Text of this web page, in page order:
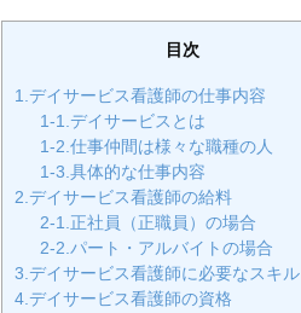
目次
1.デイサービス看護師の仕事内容
1-1.デイサービスとは
1-2.仕事仲間は様々な職種の人
1-3.具体的な仕事内容
2.デイサービス看護師の給料
2-1.正社員（正職員）の場合
2-2.パート・アルバイトの場合
3.デイサービス看護師に必要なスキル
4.デイサービス看護師の資格